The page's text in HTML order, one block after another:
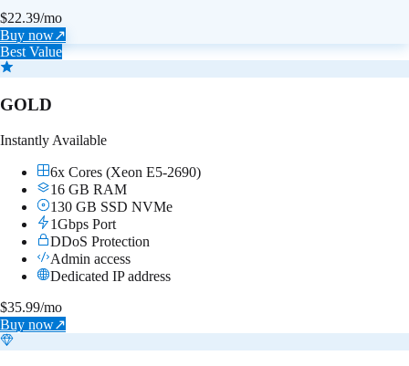
$22.39/mo
Buy now↗
Best Value
GOLD
Instantly Available
6x Cores (Xeon E5-2690)
16 GB RAM
130 GB SSD NVMe
1Gbps Port
DDoS Protection
Admin access
Dedicated IP address
$35.99/mo
Buy now↗